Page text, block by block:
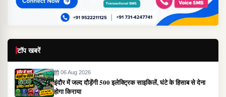
टॉप खबरें
06 Aug 2026
इंदौर में जल्द दौड़ेंगी 500 इलेक्ट्रिक साइकिलें, घंटे के हिसाब से देना
होगा किराया